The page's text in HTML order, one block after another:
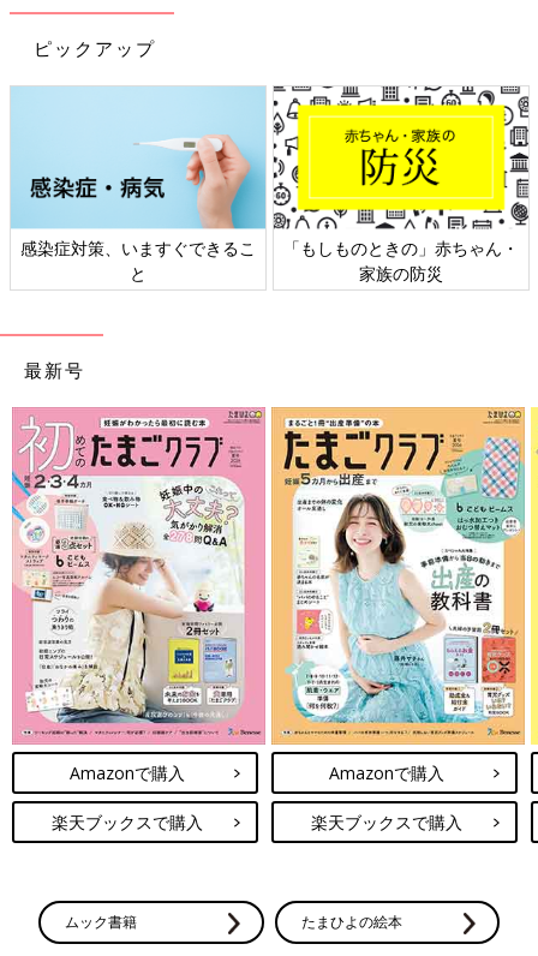
ピックアップ
感染症対策、いますぐできるこ
と
「もしものときの」赤ちゃん・
家族の防災
最新号
Amazonで購入
楽天ブックスで購入
Amazonで購入
楽天ブックスで購入
ムック書籍 たまひよの絵本